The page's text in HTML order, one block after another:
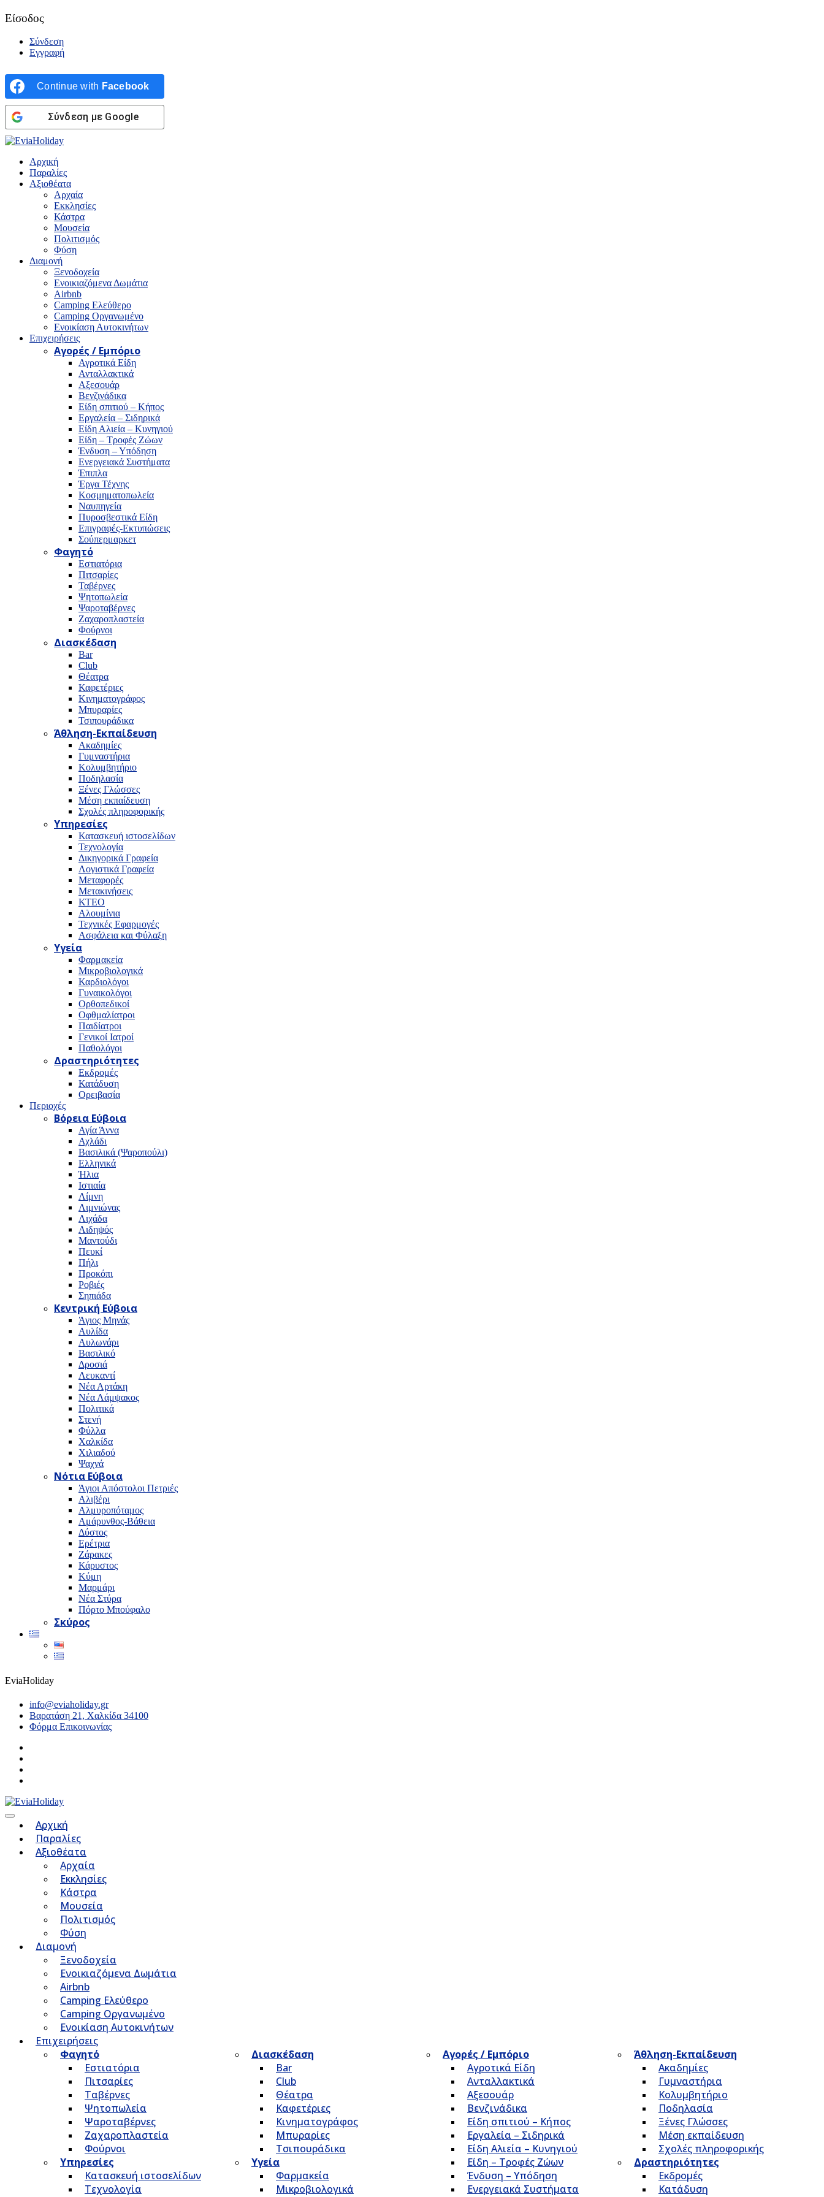
Είσοδος
Σύνδεση
Εγγραφή
Continue with Facebook
Σύνδεση με Google
Αρχική
Παραλίες
Αξιοθέατα
Αρχαία
Εκκλησίες
Κάστρα
Μουσεία
Πολιτισμός
Φύση
Διαμονή
Ξενοδοχεία
Ενοικιαζόμενα Δωμάτια
Airbnb
Camping Ελεύθερο
Camping Οργανωμένο
Ενοικίαση Αυτοκινήτων
Επιχειρήσεις
Αγορές / Εμπόριο
Αγροτικά Είδη
Ανταλλακτικά
Αξεσουάρ
Βενζινάδικα
Είδη σπιτιού – Κήπος
Εργαλεία – Σιδηρικά
Είδη Αλιεία – Κυνηγιού
Είδη – Τροφές Ζώων
Ένδυση – Υπόδηση
Ενεργειακά Συστήματα
Έπιπλα
Έργα Τέχνης
Κοσμηματοπωλεία
Ναυπηγεία
Πυροσβεστικά Είδη
Επιγραφές-Εκτυπώσεις
Σούπερμαρκετ
Φαγητό
Εστιατόρια
Πιτσαρίες
Ταβέρνες
Ψητοπωλεία
Ψαροταβέρνες
Ζαχαροπλαστεία
Φούρνοι
Διασκέδαση
Bar
Club
Θέατρα
Καφετέριες
Κινηματογράφος
Μπυραρίες
Τσιπουράδικα
Άθληση-Εκπαίδευση
Ακαδημίες
Γυμναστήρια
Κολυμβητήριο
Ποδηλασία
Ξένες Γλώσσες
Μέση εκπαίδευση
Σχολές πληροφορικής
Υπηρεσίες
Κατασκευή ιστοσελίδων
Τεχνολογία
Δικηγορικά Γραφεία
Λογιστικά Γραφεία
Μεταφορές
Μετακινήσεις
ΚΤΕΟ
Αλουμίνια
Τεχνικές Εφαρμογές
Ασφάλεια και Φύλαξη
Υγεία
Φαρμακεία
Μικροβιολογικά
Καρδιολόγοι
Γυναικολόγοι
Ορθοπεδικοί
Οφθμαλίατροι
Παιδίατροι
Γενικοί Ιατροί
Παθολόγοι
Δραστηριότητες
Εκδρομές
Κατάδυση
Ορειβασία
Περιοχές
Βόρεια Εύβοια
Αγία Άννα
Αχλάδι
Βασιλικά (Ψαροπούλι)
Ελληνικά
Ήλια
Ιστιαία
Λίμνη
Λιμνιώνας
Λιχάδα
Αιδηψός
Μαντούδι
Πευκί
Πήλι
Προκόπι
Ροβιές
Σηπιάδα
Κεντρική Εύβοια
Άγιος Μηνάς
Αυλίδα
Αυλωνάρι
Βασιλικό
Δροσιά
Λευκαντί
Νέα Αρτάκη
Νέα Λάμψακος
Πολιτικά
Στενή
Φύλλα
Χαλκίδα
Χιλιαδού
Ψαχνά
Νότια Εύβοια
Άγιοι Απόστολοι Πετριές
Αλιβέρι
Αλμυροπόταμος
Αμάρυνθος-Βάθεια
Δύστος
Ερέτρια
Ζάρακες
Κάρυστος
Κύμη
Μαρμάρι
Νέα Στύρα
Πόρτο Μπούφαλο
Σκύρος
EviaHoliday
info@eviaholiday.gr
Βαρατάση 21, Χαλκίδα 34100
Φόρμα Επικοινωνίας
Αρχική
Παραλίες
Αξιοθέατα
Αρχαία
Εκκλησίες
Κάστρα
Μουσεία
Πολιτισμός
Φύση
Διαμονή
Ξενοδοχεία
Ενοικιαζόμενα Δωμάτια
Airbnb
Camping Ελεύθερο
Camping Οργανωμένο
Ενοικίαση Αυτοκινήτων
Επιχειρήσεις
Αγορές / Εμπόριο
Αγροτικά Είδη
Ανταλλακτικά
Αξεσουάρ
Βενζινάδικα
Είδη σπιτιού – Κήπος
Εργαλεία – Σιδηρικά
Είδη Αλιεία – Κυνηγιού
Είδη – Τροφές Ζώων
Ένδυση – Υπόδηση
Ενεργειακά Συστήματα
Φαγητό
Εστιατόρια
Πιτσαρίες
Ταβέρνες
Ψητοπωλεία
Ψαροταβέρνες
Ζαχαροπλαστεία
Φούρνοι
Διασκέδαση
Bar
Club
Θέατρα
Καφετέριες
Κινηματογράφος
Μπυραρίες
Τσιπουράδικα
Άθληση-Εκπαίδευση
Ακαδημίες
Γυμναστήρια
Κολυμβητήριο
Ποδηλασία
Ξένες Γλώσσες
Μέση εκπαίδευση
Σχολές πληροφορικής
Υπηρεσίες
Κατασκευή ιστοσελίδων
Τεχνολογία
Υγεία
Φαρμακεία
Μικροβιολογικά
Δραστηριότητες
Εκδρομές
Κατάδυση